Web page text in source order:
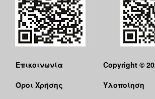
Επικοινωνία
Όροι Χρήσης
Copyright ©
Υλοποίηση